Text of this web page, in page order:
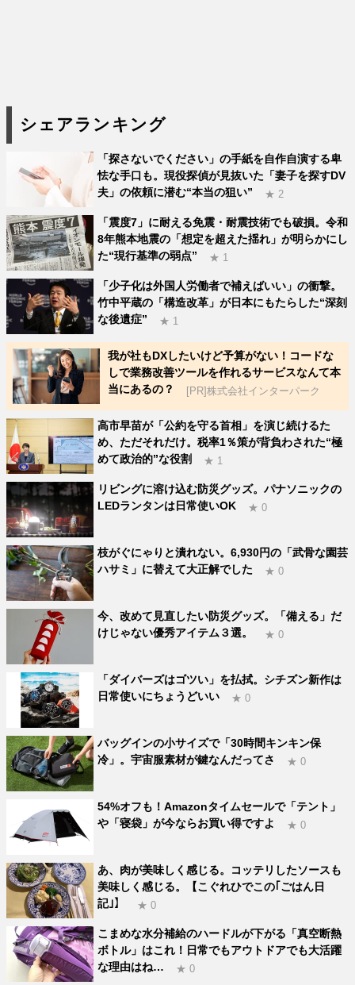
シェアランキング
「探さないでください」の手紙を自作自演する卑
怯な手口も。現役探偵が見抜いた「妻子を探すDV
夫」の依頼に潜む“本当の狙い”
★ 2
「震度7」に耐える免震・耐震技術でも破損。令和
8年熊本地震の「想定を超えた揺れ」が明らかにし
た“現行基準の弱点”
★ 1
「少子化は外国人労働者で補えばいい」の衝撃。
竹中平蔵の「構造改革」が日本にもたらした“深刻
な後遺症”
★ 1
我が社もDXしたいけど予算がない！コードな
しで業務改善ツールを作れるサービスなんて本
当にあるの？
[PR]株式会社インターパーク
高市早苗が「公約を守る首相」を演じ続けるた
め、ただそれだけ。税率1％策が背負わされた“極
めて政治的”な役割
★ 1
リビングに溶け込む防災グッズ。パナソニックの
LEDランタンは日常使いOK
★ 0
枝がぐにゃりと潰れない。6,930円の「武骨な園芸
ハサミ」に替えて大正解でした
★ 0
今、改めて見直したい防災グッズ。「備える」だ
けじゃない優秀アイテム３選。
★ 0
「ダイバーズはゴツい」を払拭。シチズン新作は
日常使いにちょうどいい
★ 0
バッグインの小サイズで「30時間キンキン保
冷」。宇宙服素材が鍵なんだってさ
★ 0
54%オフも！Amazonタイムセールで「テント」
や「寝袋」が今ならお買い得ですよ
★ 0
あ、肉が美味しく感じる。コッテリしたソースも
美味しく感じる。【こぐれひでこの｢ごはん日
記｣】
★ 0
こまめな水分補給のハードルが下がる「真空断熱
ボトル」はこれ！日常でもアウトドアでも大活躍
な理由はね…
★ 0